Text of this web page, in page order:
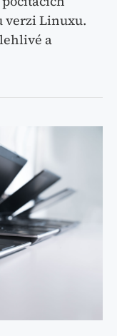
verzi Linuxu.
a